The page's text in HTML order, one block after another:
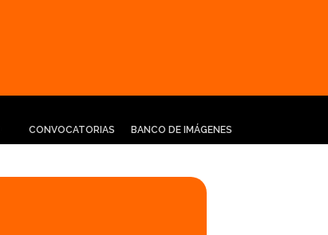
CONVOCATORIAS BANCO DE IMÁGENES